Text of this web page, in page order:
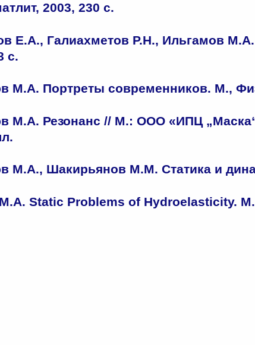
2003, 230 с.
Е.А., Галиахметов Р.Н., Ильгамов
с.
М.А. Портреты современников. М.,
М.А. Резонанс // М.: ООО «ИПЦ
М.А., Шакирьянов М.М. Статика и
Static Problems of Hydroelasticity.